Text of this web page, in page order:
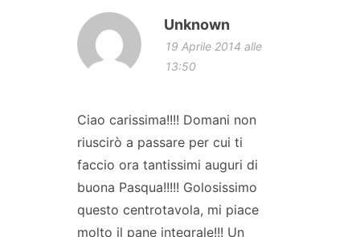
Unknown
19 Aprile 2014 alle
13:50
Ciao carissima!!!! Domani non
riuscirò a passare per cui ti
faccio ora tantissimi auguri di
buona Pasqua!!!!! Golosissimo
questo centrotavola, mi piace
molto il pane integrale!!! Un